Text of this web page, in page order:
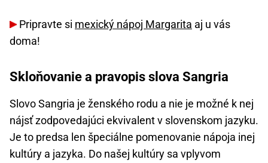
Pripravte si mexický nápoj Margarita aj u vás
doma!
Skloňovanie a pravopis slova Sangria
Slovo Sangria je ženského rodu a nie je možné k nej
nájsť zodpovedajúci ekvivalent v slovenskom jazyku.
Je to predsa len špeciálne pomenovanie nápoja inej
kultúry a jazyka. Do našej kultúry sa vplyvom